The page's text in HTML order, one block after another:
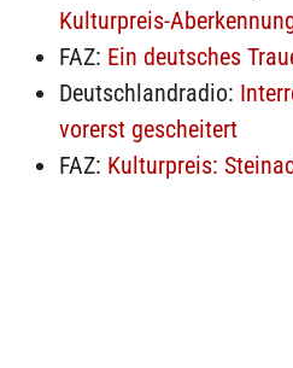
Kulturpreis-
FAZ: Ein deutsches
Deutschlandradio:
vorerst gescheitert
FAZ: Kulturpreis: